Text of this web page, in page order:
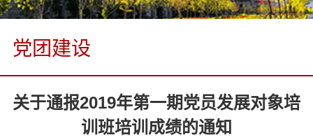
党团建设
关于通报2019年第一期党员发展对象培
训班培训成绩的通知